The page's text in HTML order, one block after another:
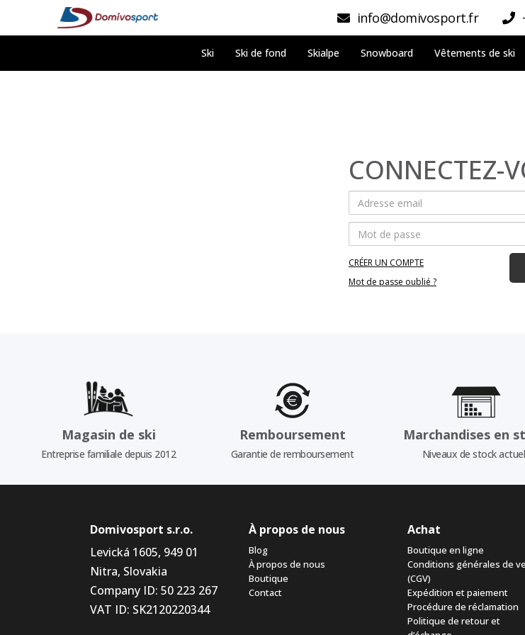
info@domivosport.fr
Ski Ski de fond Skialpe Snowboard Vêtements de ski
CONNECTEZ-
CRÉER UN COMPTE
Mot de passe oublié ?
Magasin de ski
Entreprise familiale depuis 2012
Remboursement
Garantie de remboursement
Marchandises en
Niveaux de stock
Domivosport s.r.o.
Levická 1605, 949 01
Nitra, Slovakia
Company ID: 50 223 267
VAT ID: SK2120220344
À propos de nous
Blog
À propos de nous
Boutique
Contact
Achat
Boutique en ligne
Conditions générales de
(CGV)
Expédition et paiement
Procédure de réclamation
Politique de retour et